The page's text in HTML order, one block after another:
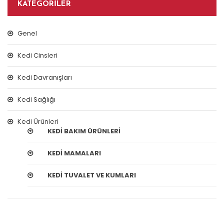
KATEGORILER
Genel
Kedi Cinsleri
Kedi Davranışları
Kedi Sağlığı
Kedi Ürünleri
KEDI BAKIM ÜRÜNLERI
KEDI MAMALARI
KEDI TUVALET VE KUMLARI